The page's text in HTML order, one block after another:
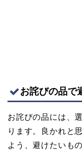
お詫びの品で
お詫びの品には、
ります。良かれと
よう、避けたいも